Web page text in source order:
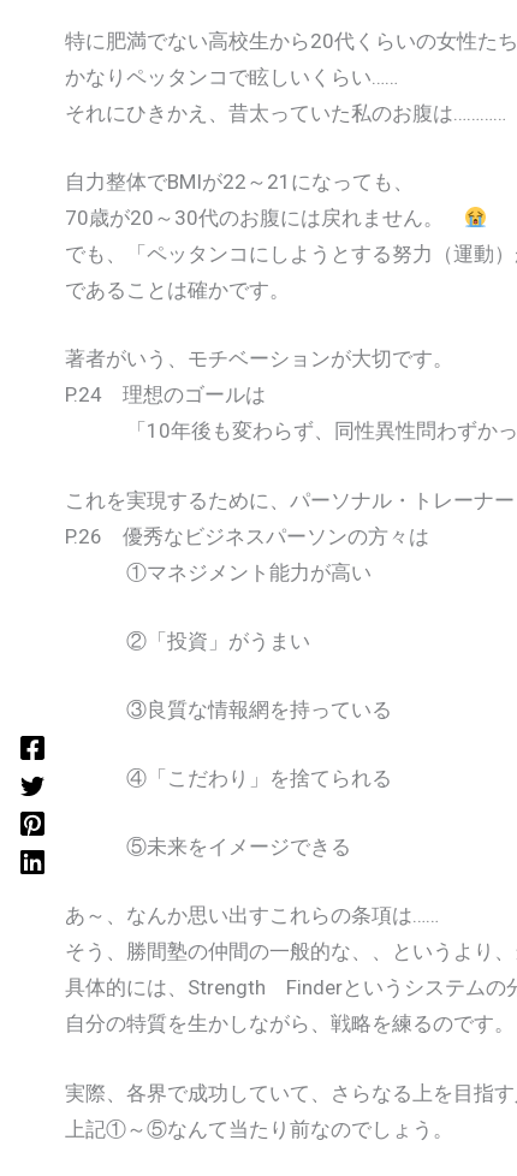
特に肥満でない高校生から20代くらいの女性た
かなりペッタンコで眩しいくらい……
それにひきかえ、昔太っていた私のお腹は
自力整体でBMIが22～21になっても、
70歳が20～30代のお腹には戻れません。
でも、「ペッタンコにしようとする努力（運動）
であることは確かです。
著者がいう、モチベーションが大切です。
P.24 理想のゴールは
「10年後も変わらず、同性異性問わずかっ
これを実現するために、パーソナル・トレーナー
P.26 優秀なビジネスパーソンの方々は
①マネジメント能力が高い
②「投資」がうまい
③良質な情報網を持っている
④「こだわり」を捨てられる
⑤未来をイメージできる
あ～、なんか思い出すこれらの条項は……
そう、勝間塾の仲間の一般的な、、というより、
具体的には、Strength Finderというシステムの
自分の特質を生かしながら、戦略を練るのです。
実際、各界で成功していて、さらなる上を目指す
上記①～⑤なんて当たり前なのでしょう。